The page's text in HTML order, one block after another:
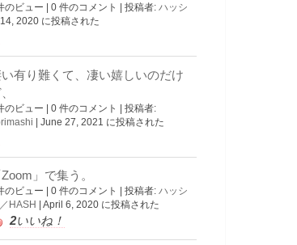
のビュー 0 件のコメント 投稿者: ハッシ
2020 に投稿された
有り難くて、凄い嬉しいのだけ
のビュー | 0 件のコメント | 投稿者:
| June 27, 2021 に投稿された
Zoom」で集う。
のビュー | 0 件のコメント | 投稿者: ハッシ
HASH | April 6, 2020 に投稿された
2いいね！